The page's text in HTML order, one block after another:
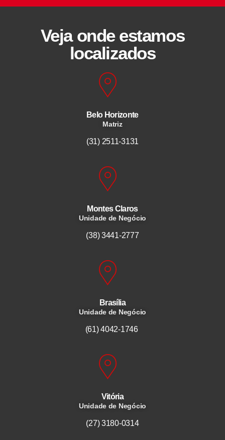
Veja onde estamos
localizados
Belo Horizonte
Matriz
(31) 2511-3131
Montes Claros
Unidade de Negócio
(38) 3441-2777
Brasília
Unidade de Negócio
(61) 4042-1746
Vitória
Unidade de Negócio
(27) 3180-0314